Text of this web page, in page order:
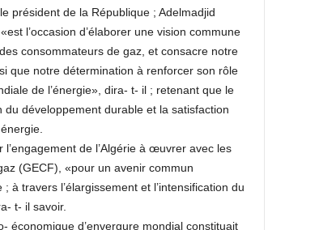
président de la République ; Adelmadjid
l’occasion d’élaborer une vision commune
consommateurs de gaz, et consacre notre
que notre détermination à renforcer son rôle
de l’énergie», dira- t- il ; retenant que le
développement durable et la satisfaction
de l’Algérie à œuvrer avec les
(GECF), «pour un avenir commun
travers l’élargissement et l’intensification du
t- il savoir.
économique d’envergure mondial constituait